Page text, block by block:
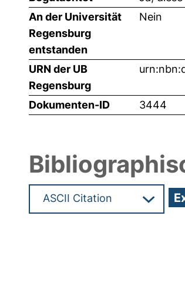
An der Universität
Regensburg
entstanden
Nein
URN der UB
Regensburg
Dokumenten-ID 3444